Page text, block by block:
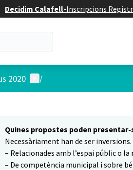
Decidim Calafell-Inscripcions
2020 Menú d'usuari
/
Quines propostes poden presentar-
Necessàriament han de ser inversions.
– Relacionades amb l’espai públic o
– De competència municipal i sobre